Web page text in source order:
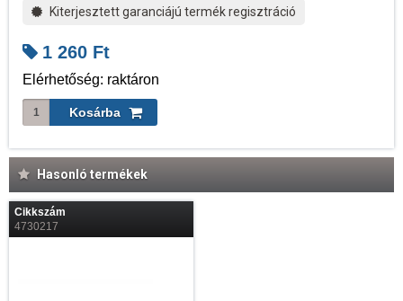
Kiterjesztett garanciájú termék regisztráció
1 260 Ft
Elérhetőség: raktáron
Hasonló termékek
Cikkszám
4730217